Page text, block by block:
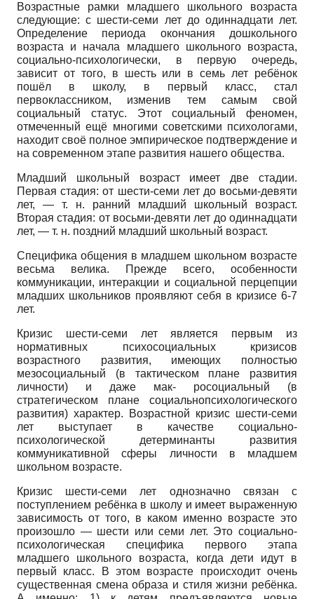
Возрастные рамки младшего школьного возраста
следующие: с шести-семи лет до одиннадцати лет.
Определение периода окончания дошкольного
возраста и начала младшего школьного возраста,
социально-психологически, в первую очередь,
зависит от того, в шесть или в семь лет ребёнок
пошёл в школу, в первый класс, стал
первоклассником, изменив тем самым свой
социальный статус. Этот социальный феномен,
отмеченный ещё многими советскими психологами,
находит своё полное эмпирическое подтверждение и
на современном этапе развития нашего общества.
Младший школьный возраст имеет две стадии.
Первая стадия: от шести-семи лет до восьми-девяти
лет, — т. н. ранний младший школьный возраст.
Вторая стадия: от восьми-девяти лет до одиннадцати
лет, — т. н. поздний младший школьный возраст.
Специфика общения в младшем школьном возрасте
весьма велика. Прежде всего, особенности
коммуникации, интеракции и социальной перцепции
младших школьников проявляют себя в кризисе 6-7
лет.
Кризис шести-семи лет является первым из
нормативных психосоциальных кризисов
возрастного развития, имеющих полностью
мезосоциальный (в тактическом плане развития
личности) и даже мак- росоциальный (в
стратегическом плане социально­психологического
развития) характер. Возрастной кризис шести-семи
лет выступает в качестве социально-
психологической детерминанты развития
коммуникативной сферы личности в младшем
школьном возрасте.
Кризис шести-семи лет однозначно связан с
поступлением ребёнка в школу и имеет выраженную
зависимость от того, в каком именно возрасте это
произошло — шести или семи лет. Это социально­
психологическая специфика первого этапа
младшего школьного возраста, когда дети идут в
первый класс. В этом возрасте происходит очень
существенная смена образа и стиля жизни ребёнка.